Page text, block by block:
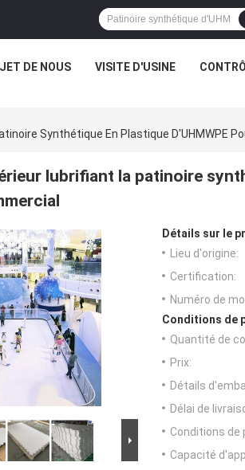
DE NOUS VISITE D'USINE
Synthétique En Plastique D'UHMWPE
lubrifiant la patinoire
Détails sur le
Lieu d'origine:
Certification:
Numéro de
Conditions de
Quantité de
Prix:
Détails
Délai de
Conditions de
Capacité